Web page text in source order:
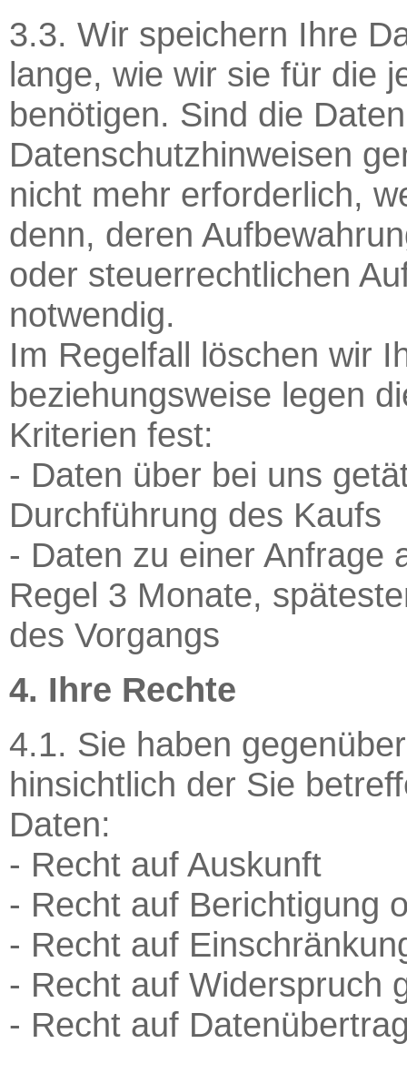
3.3. Wir speichern Ihre
lange, wie wir sie für die
benötigen. Sind die
Datenschutzhinweisen
nicht mehr erforderlich,
denn, deren
oder steuerrechtlichen
notwendig.
Im Regelfall löschen wir
beziehungsweise legen
Kriterien fest:
- Daten über bei uns
Durchführung des Kaufs
- Daten zu einer Anfrage
Regel 3 Monate,
des Vorgangs
4. Ihre Rechte
4.1. Sie haben
hinsichtlich der Sie
Daten:
- Recht auf Auskunft
- Recht auf Berichtigung
- Recht auf
- Recht auf Widerspruch
- Recht auf